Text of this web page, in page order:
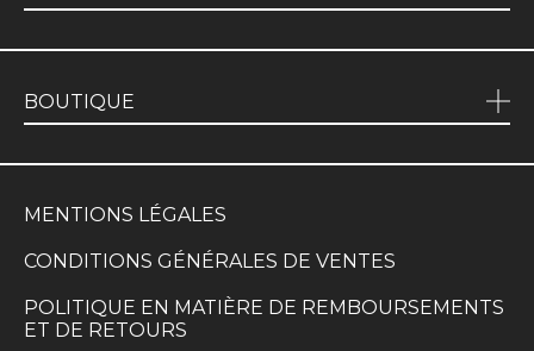
BOUTIQUE
MENTIONS LÉGALES
CONDITIONS GÉNÉRALES DE VENTES
POLITIQUE EN MATIÈRE DE REMBOURSEMENTS
ET DE RETOURS